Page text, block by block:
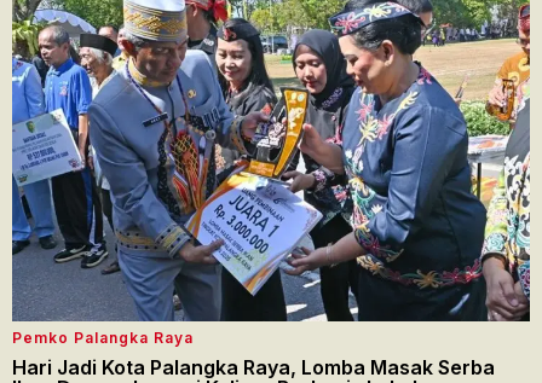
Pemko Palangka Raya
Hari Jadi Kota Palangka Raya, Lomba Masak Serba